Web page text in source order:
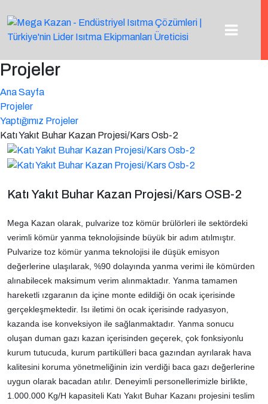
Projeler
Ana Sayfa
Projeler
Yaptığımız Projeler
Katı Yakıt Buhar Kazan Projesi/Kars Osb-2
Katı Yakıt Buhar Kazan Projesi/Kars OSB-2
Mega Kazan olarak, pulvarize toz kömür brülörleri ile sektördeki
verimli kömür yanma teknolojisinde büyük bir adım atılmıştır.
Pulvarize toz kömür yanma teknolojisi ile düşük emisyon
değerlerine ulaşılarak, %90 dolayında yanma verimi ile kömürden
alınabilecek maksimum verim alınmaktadır. Yanma tamamen
hareketli ızgaranın da içine monte edildiği ön ocak içerisinde
gerçekleşmektedir. Isı iletimi ön ocak içerisinde radyasyon,
kazanda ise konveksiyon ile sağlanmaktadır. Yanma sonucu
oluşan duman gazı kazan içerisinden geçerek, çok fonksiyonlu
kurum tutucuda, kurum partikülleri baca gazından ayrılarak hava
kalitesini koruma yönetmeliğinin izin verdiği baca gazı değerlerine
uygun olarak bacadan atılır. Deneyimli personellerimizle birlikte,
1.000.000 Kg/H kapasiteli Katı Yakıt Buhar Kazanı projesini teslim